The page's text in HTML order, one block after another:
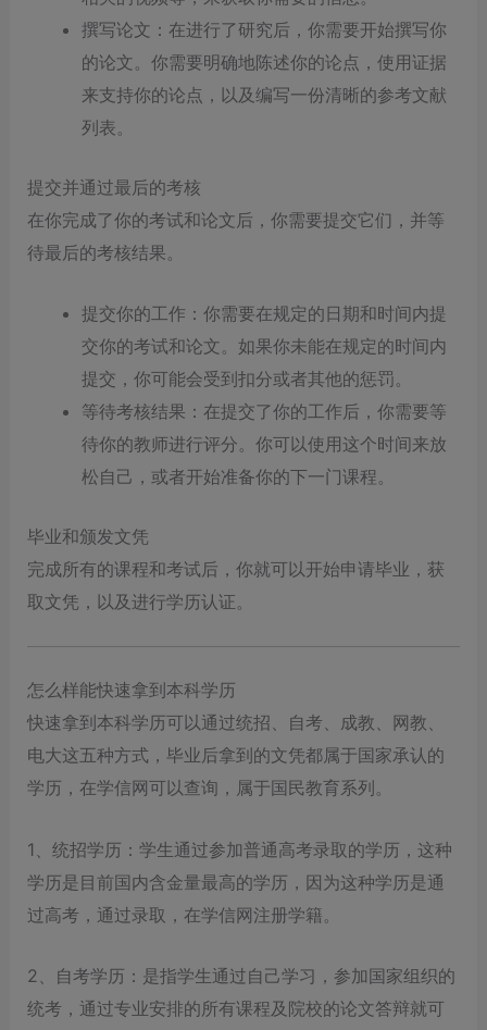
撰写论文：在进行了研究后，你需要开始撰写你
的论文。你需要明确地陈述你的论点，使用证据
来支持你的论点，以及编写一份清晰的参考文献
列表。
提交并通过最后的考核
在你完成了你的考试和论文后，你需要提交它们，并等
待最后的考核结果。
提交你的工作：你需要在规定的日期和时间内提
交你的考试和论文。如果你未能在规定的时间内
提交，你可能会受到扣分或者其他的惩罚。
等待考核结果：在提交了你的工作后，你需要等
待你的教师进行评分。你可以使用这个时间来放
松自己，或者开始准备你的下一门课程。
毕业和颁发文凭
完成所有的课程和考试后，你就可以开始申请毕业，获
取文凭，以及进行学历认证。
怎么样能快速拿到本科学历
快速拿到本科学历可以通过统招、自考、成教、网教、
电大这五种方式，毕业后拿到的文凭都属于国家承认的
学历，在学信网可以查询，属于国民教育系列。
1、统招学历：学生通过参加普通高考录取的学历，这种
学历是目前国内含金量最高的学历，因为这种学历是通
过高考，通过录取，在学信网注册学籍。
2、自考学历：是指学生通过自己学习，参加国家组织的
统考，通过专业安排的所有课程及院校的论文答辩就可